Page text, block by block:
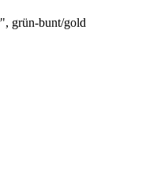
grün-bunt/gold